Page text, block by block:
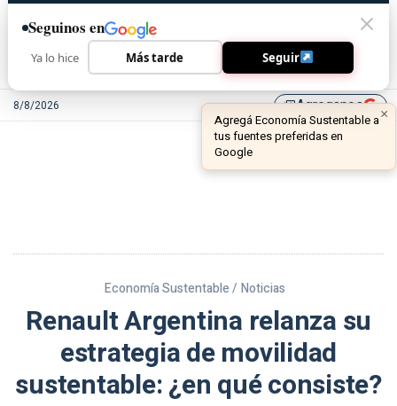
8/8/2026 library_addAgreganos
Economía Sustentable / Noticias
Renault Argentina relanza su
estrategia de movilidad
sustentable: ¿en qué consiste?
Seguinos en
Ya lo hice Más tarde Seguir